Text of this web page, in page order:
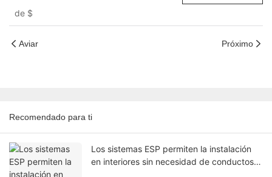
31500
de $
Aviar Próximo
Recomendado para ti
Los sistemas ESP permiten la instalación
en interiores sin necesidad de conductos